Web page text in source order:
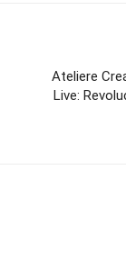
Ateliere
Live: